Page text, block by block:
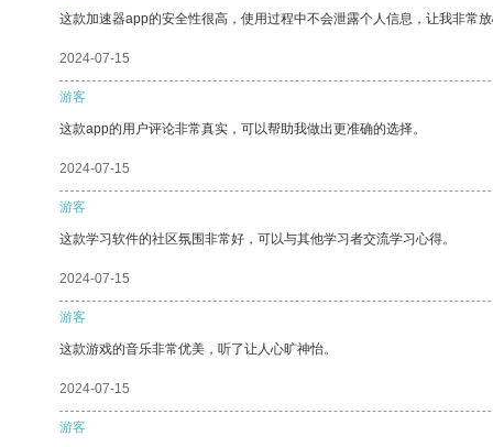
这款加速器app的安全性很高，使用过程中不会泄露个人信息，让我非常
2024-07-15
游客
这款app的用户评论非常真实，可以帮助我做出更准确的选择。
2024-07-15
游客
这款学习软件的社区氛围非常好，可以与其他学习者交流学习心得。
2024-07-15
游客
这款游戏的音乐非常优美，听了让人心旷神怡。
2024-07-15
游客